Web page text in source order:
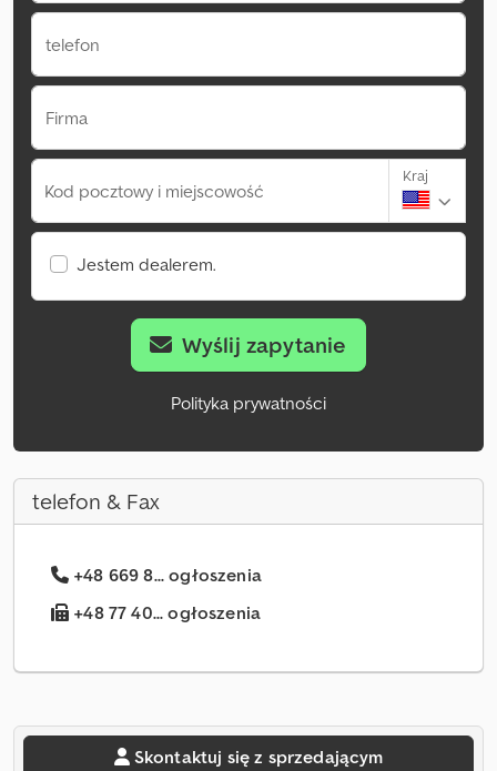
telefon
Firma
Kod pocztowy i miejscowość
Kraj
Jestem dealerem.
Wyślij zapytanie
Polityka prywatności
telefon & Fax
+48 669 8... ogłoszenia
+48 77 40... ogłoszenia
Skontaktuj się z sprzedającym